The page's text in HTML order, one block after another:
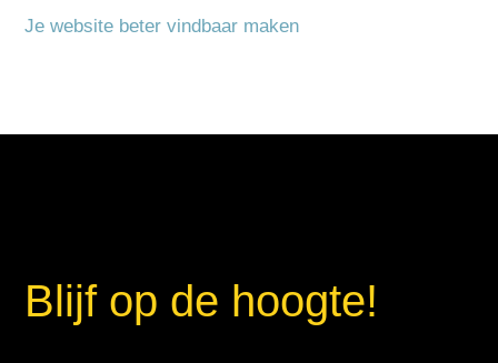
Je website beter vindbaar maken
Blijf op de hoogte!